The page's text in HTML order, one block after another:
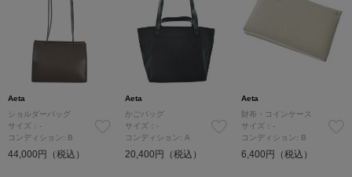
Aeta
ショルダーバッグ
サイズ：-
コンディション: B
44,000円（税込）
Aeta
かごバッグ
サイズ：-
コンディション: A
20,400円（税込）
Aeta
財布・コインケース
サイズ：-
コンディション: B
6,400円（税込）